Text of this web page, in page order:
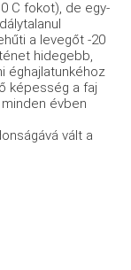
C fokot), de egy-
a levegőt -20
hidegebb,
éghajlatunkéhoz
képesség a faj
évben
vált a